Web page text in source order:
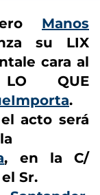
Manos
su LIX
cara al
LO QUE
.
acto será
, en la C/
Sr.